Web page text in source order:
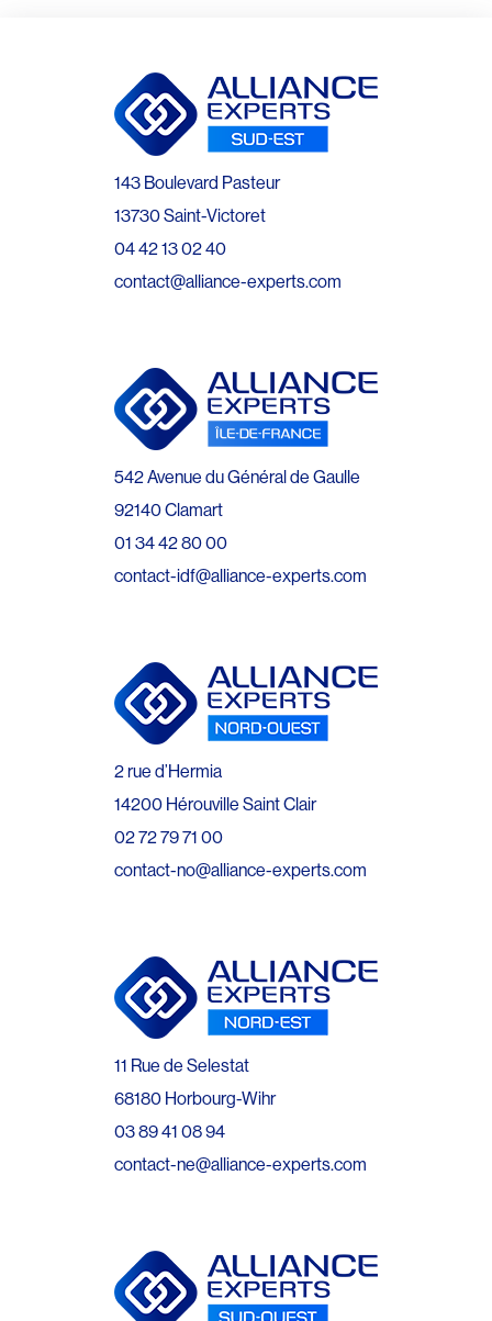
143 Boulevard Pasteur
13730 Saint-Victoret
04 42 13 02 40
contact@alliance-experts.com
542 Avenue du Général de Gaulle
92140 Clamart
01 34 42 80 00
contact-idf@alliance-experts.com
2 rue d’Hermia
14200 Hérouville Saint Clair
02 72 79 71 00
contact-no@alliance-experts.com
11 Rue de Selestat
68180 Horbourg-Wihr
03 89 41 08 94
contact-ne@alliance-experts.com